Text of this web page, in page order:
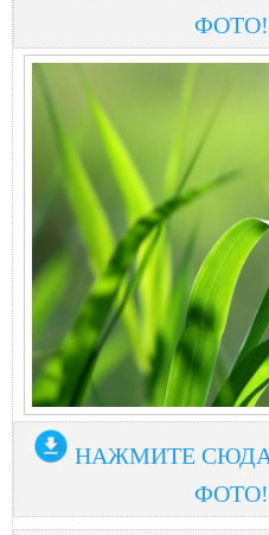
ФОТО!
НАЖМИТЕ
ФОТО!